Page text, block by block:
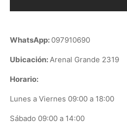
WhatsApp: 097910690
Ubicación:Arenal Grande 2319
Horario:
Lunes a Viernes 09:00 a 18:00
Sábado 09:00 a 14:00